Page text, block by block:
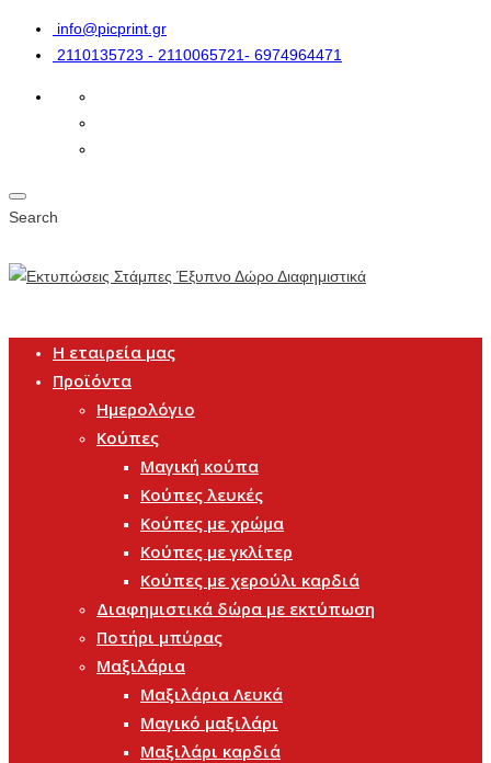
info@picprint.gr
2110135723 - 2110065721- 6974964471
Search
Η εταιρεία μας
Προϊόντα
Ημερολόγιο
Κούπες
Μαγική κούπα
Κούπες λευκές
Κούπες με χρώμα
Κούπες με γκλίτερ
Κούπες με χερούλι καρδιά
Διαφημιστικά δώρα με εκτύπωση
Ποτήρι μπύρας
Μαξιλάρια
Μαξιλάρια Λευκά
Μαγικό μαξιλάρι
Μαξιλάρι καρδιά